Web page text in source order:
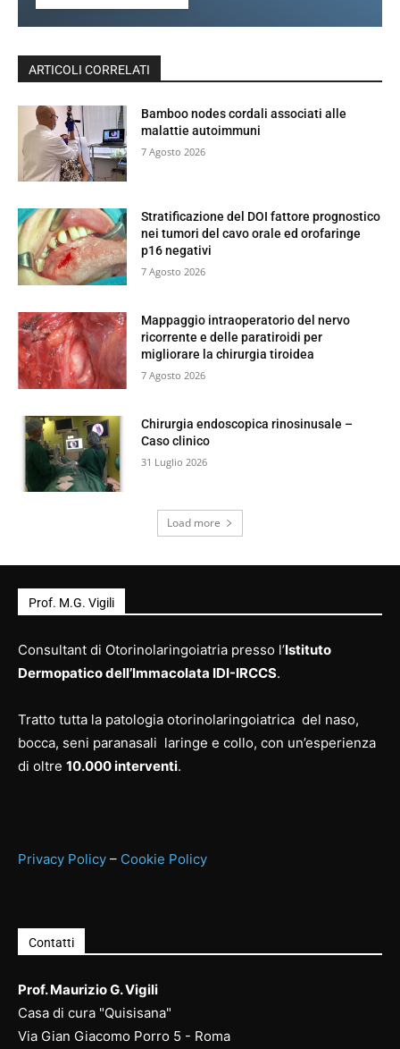
ARTICOLI CORRELATI
Bamboo nodes cordali associati alle
malattie autoimmuni
7 Agosto 2026
Stratificazione del DOI fattore prognostico
nei tumori del cavo orale ed orofaringe
p16 negativi
7 Agosto 2026
Mappaggio intraoperatorio del nervo
ricorrente e delle paratiroidi per
migliorare la chirurgia tiroidea
7 Agosto 2026
Chirurgia endoscopica rinosinusale –
Caso clinico
31 Luglio 2026
Load more
Prof. M.G. Vigili
Consultant di Otorinolaringoiatria presso l’Istituto
Dermopatico dell’Immacolata IDI-IRCCS.
Tratto tutta la patologia otorinolaringoiatrica del naso,
bocca, seni paranasali laringe e collo, con un’esperienza
di oltre 10.000 interventi.
Privacy Policy – Cookie Policy
Contatti
Prof. Maurizio G. Vigili
Casa di cura "Quisisana"
Via Gian Giacomo Porro 5 - Roma